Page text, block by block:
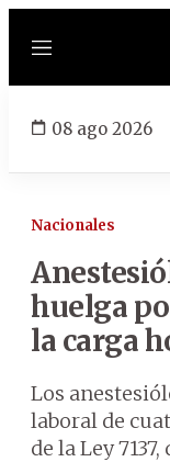
Menú
08 ago 2026
Nacionales
huelga
la carga
Los
laboral de
de la Ley